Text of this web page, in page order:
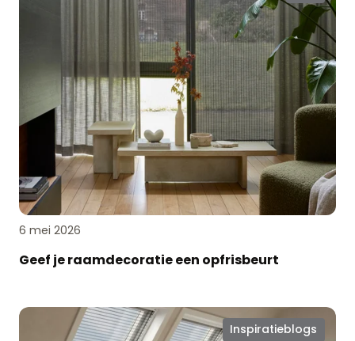
6 mei 2026
Geef je raamdecoratie een opfrisbeurt
Inspiratieblogs
Raamdecoratie